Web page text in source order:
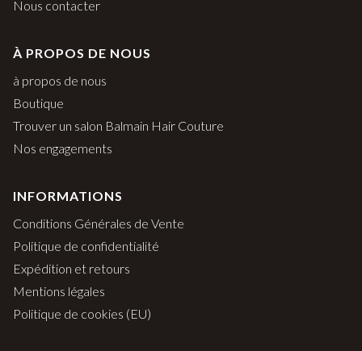
Nous contacter
À PROPOS DE NOUS
à propos de nous
Boutique
Trouver un salon Balmain Hair Couture
Nos engagements
INFORMATIONS
Conditions Générales de Vente
Politique de confidentialité
Expédition et retours
Mentions légales
Politique de cookies (EU)